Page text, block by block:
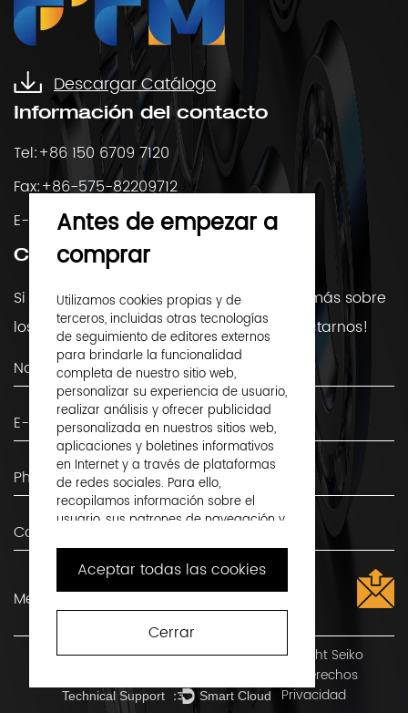
Descargar Catálogo
Información del contacto
Tel:+86 150 6709 7120
Fax:+86-575-82209712
E-Mail:mercado@ftmbearings.com
Contáctenos
Si tiene alguna pregunta o desea saber más sobre
los rodamientos, ¡Siéntete libre de contactarnos!
Derechos de autor ©Shaoxing Shangyu Flight Seiko
Reservados todos los derechos
Technical Support ： Smart Cloud Privacidad
Antes de empezar a
comprar
Utilizamos cookies propias y de
terceros, incluidas otras tecnologías
de seguimiento de editores externos
para brindarle la funcionalidad
completa de nuestro sitio web,
personalizar su experiencia de usuario,
realizar análisis y ofrecer publicidad
personalizada en nuestros sitios web,
aplicaciones y boletines informativos
en Internet y a través de plataformas
de redes sociales. Para ello,
recopilamos información sobre el
usuario, sus patrones de navegación y
Al hacer clic en "Aceptar todas las
cookies", acepta esto y acepta que
compartamos esta información con
terceros, como nuestros socios
publicitarios. Si lo prefiere, puede optar
por continuar con "Sólo cookies
bloquear algunos tipos de cookies
Aceptar todas las cookies
Cerrar